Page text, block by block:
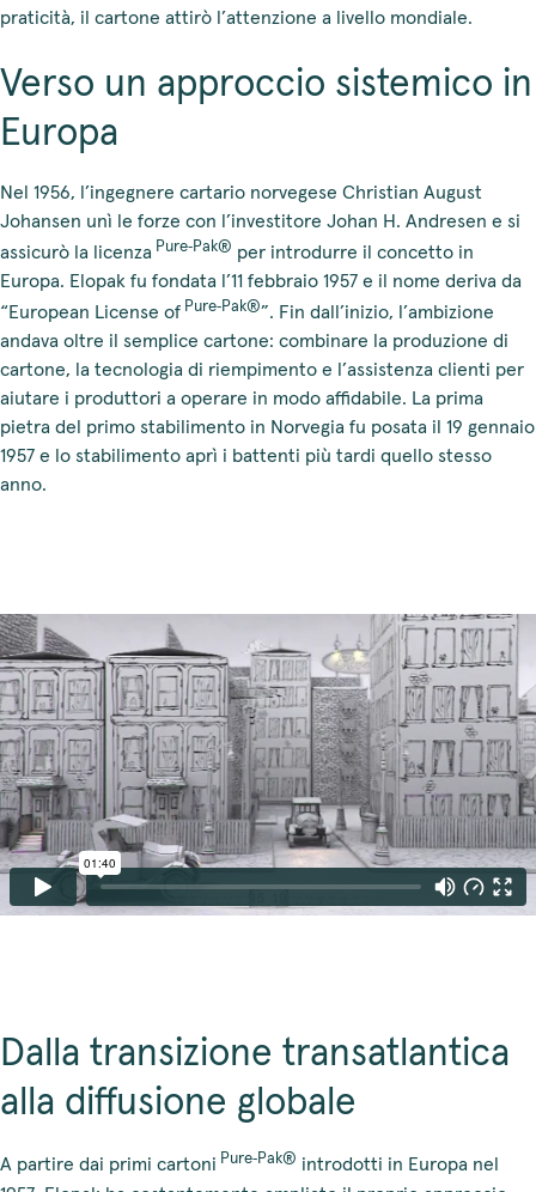
praticità, il cartone attirò l’attenzione a livello mondiale.
Verso un approccio sistemico in
Europa
Nel 1956, l’ingegnere cartario norvegese Christian August
Johansen unì le forze con l’investitore Johan H. Andresen e si
assicurò la licenza Pure‑Pak® per introdurre il concetto in
Europa. Elopak fu fondata l’11 febbraio 1957 e il nome deriva da
“European License of Pure‑Pak®”. Fin dall’inizio, l’ambizione
andava oltre il semplice cartone: combinare la produzione di
cartone, la tecnologia di riempimento e l’assistenza clienti per
aiutare i produttori a operare in modo affidabile. La prima
pietra del primo stabilimento in Norvegia fu posata il 19 gennaio
1957 e lo stabilimento aprì i battenti più tardi quello stesso
anno.
Dalla transizione transatlantica
alla diffusione globale
A partire dai primi cartoni Pure‑Pak® introdotti in Europa nel